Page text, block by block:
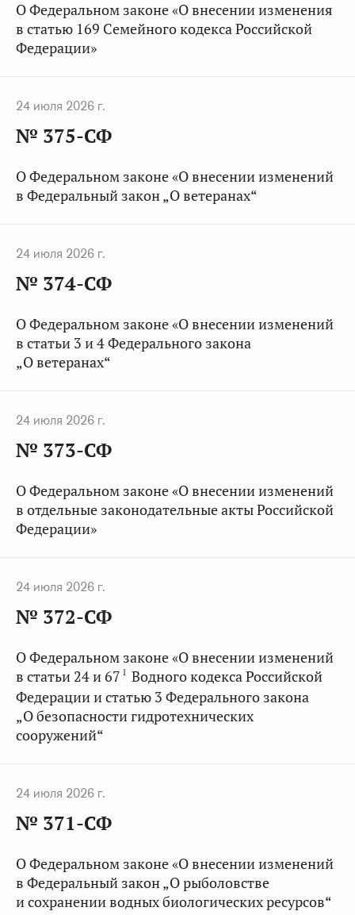
О Федеральном законе «О внесении изменения
в статью 169 Семейного кодекса Российской
Федерации»
24 июля 2026 г.
№ 375-СФ
О Федеральном законе «О внесении изменений
в Федеральный закон „О ветеранах“
24 июля 2026 г.
№ 374-СФ
О Федеральном законе «О внесении изменений
в статьи 3 и 4 Федерального закона
„О ветеранах“
24 июля 2026 г.
№ 373-СФ
О Федеральном законе «О внесении изменений
в отдельные законодательные акты Российской
Федерации»
24 июля 2026 г.
№ 372-СФ
О Федеральном законе «О внесении изменений
в статьи 24 и 67 1 Водного кодекса Российской
Федерации и статью 3 Федерального закона
„О безопасности гидротехнических
сооружений“
24 июля 2026 г.
№ 371-СФ
О Федеральном законе «О внесении изменений
в Федеральный закон „О рыболовстве
и сохранении водных биологических ресурсов“